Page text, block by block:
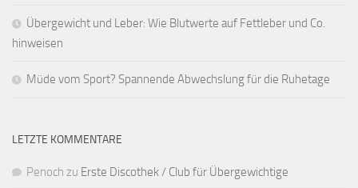
Übergewicht und Leber: Wie Blutwerte auf Fettleber und Co.
hinweisen
Müde vom Sport? Spannende Abwechslung für die Ruhetage
LETZTE KOMMENTARE
Penoch zu Erste Discothek / Club für Übergewichtige